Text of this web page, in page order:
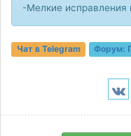
-Мелкие исправления
Чат в Telegram Форум: